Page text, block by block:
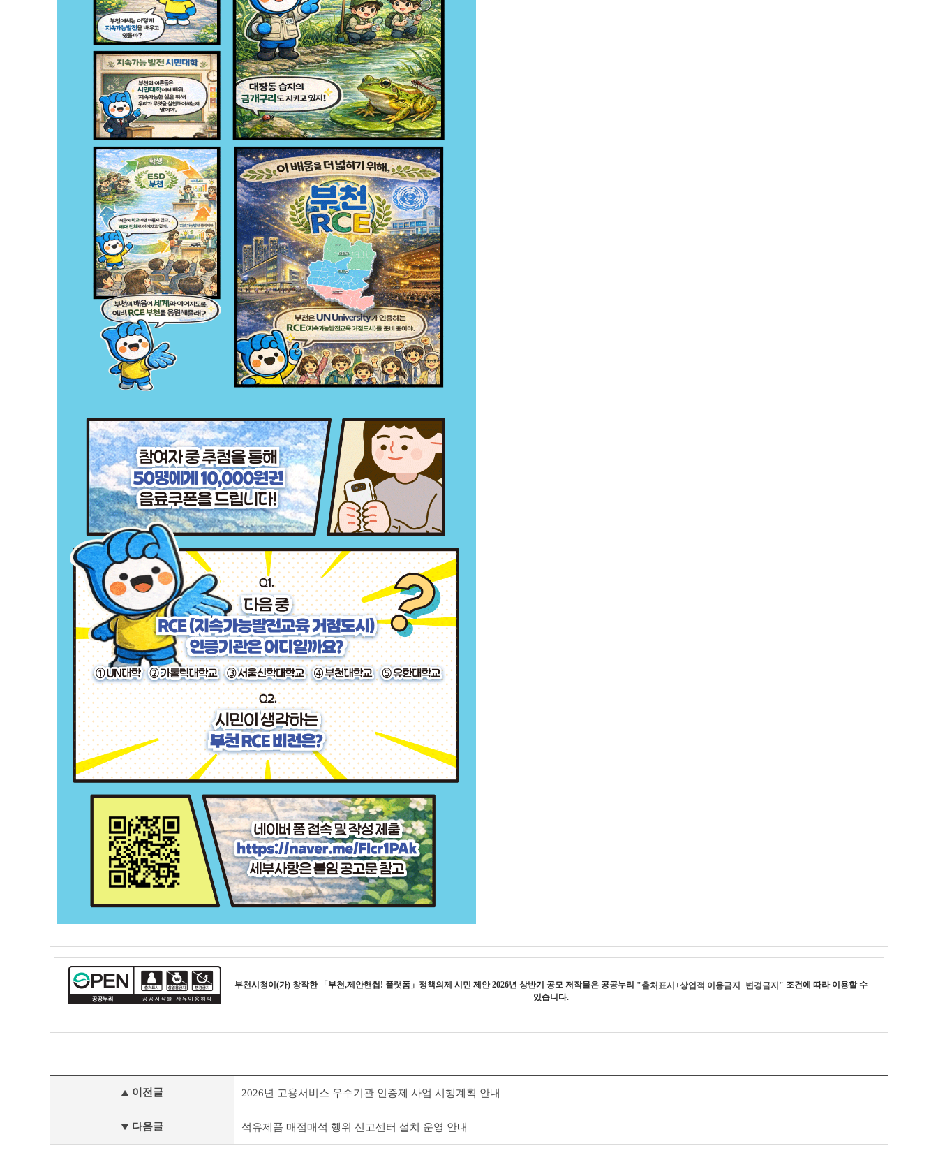
부천시청이(가) 창작한 「부천,제안핸썹! 플랫폼」정책의제 시민 제안 2026년 상반기 공모 저작물은 공공누리 "출처표시+상업적 이용금지+변경금지" 조건에 따라 이용할 수
있습니다.
식
글
이전글 2026년 고용서비스 우수기관 인증제 사업 시행계획 안내
다음글 석유제품 매점매석 행위 신고센터 설치 운영 안내